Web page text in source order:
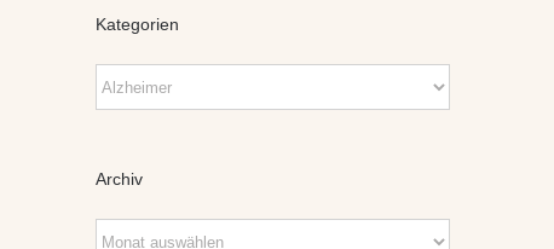
Kategorien
Kategorien
Archiv
Archiv